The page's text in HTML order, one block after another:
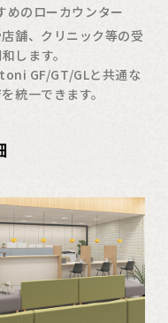
めのローカウンター
舗、クリニック等の受
します。
GF/GT/GLと共通な
統一できます。